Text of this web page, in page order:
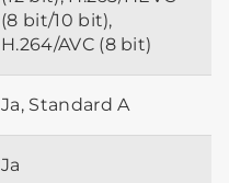
(8 bit/10 bit),
H.264/AVC (8 bit)
Ja, Standard A
Ja